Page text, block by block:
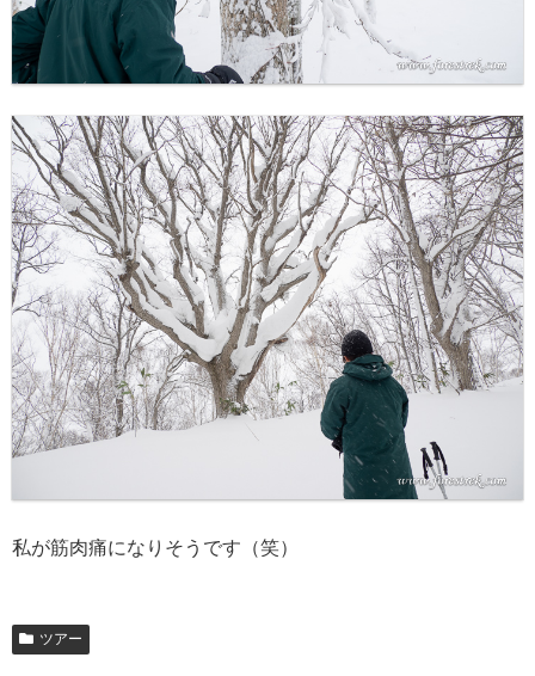
私が筋肉痛になりそうです（笑）
ツアー